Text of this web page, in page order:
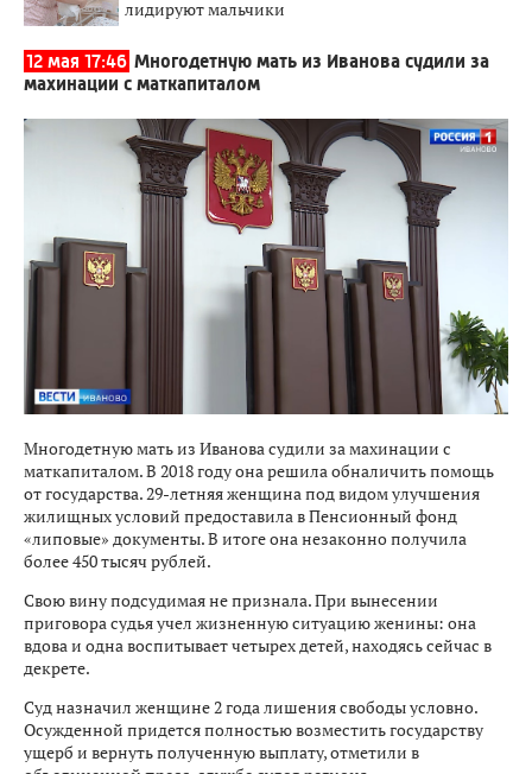
лидируют мальчики
12 мая 17:46 Многодетную мать из Иванова судили за
махинации с маткапиталом
Многодетную мать из Иванова судили за махинации с
маткапиталом. В 2018 году она решила обналичить помощь
от государства. 29-летняя женщина под видом улучшения
жилищных условий предоставила в Пенсионный фонд
«липовые» документы. В итоге она незаконно получила
более 450 тысяч рублей.
Свою вину подсудимая не признала. При вынесении
приговора судья учел жизненную ситуацию женины: она
вдова и одна воспитывает четырех детей, находясь сейчас в
декрете.
Суд назначил женщине 2 года лишения свободы условно.
Осужденной придется полностью возместить государству
ущерб и вернуть полученную выплату, отметили в